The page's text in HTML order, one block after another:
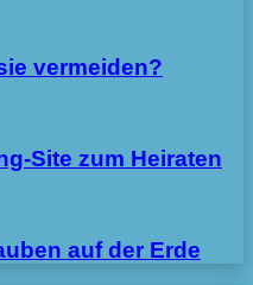
vermeiden?
Site zum Heiraten
auf der Erde